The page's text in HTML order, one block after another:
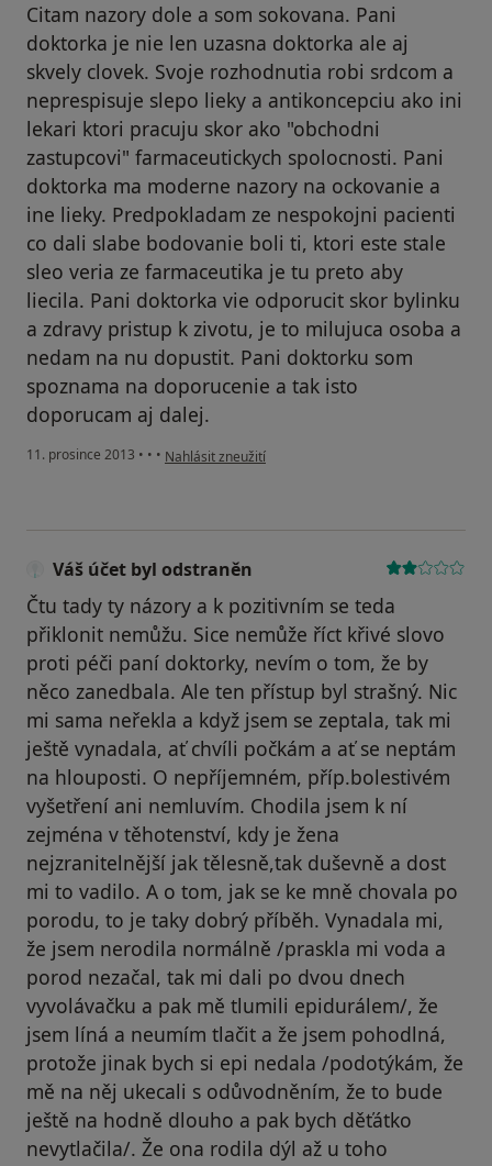
Citam nazory dole a som sokovana. Pani
doktorka je nie len uzasna doktorka ale aj
skvely clovek. Svoje rozhodnutia robi srdcom a
neprespisuje slepo lieky a antikoncepciu ako ini
lekari ktori pracuju skor ako "obchodni
zastupcovi" farmaceutickych spolocnosti. Pani
doktorka ma moderne nazory na ockovanie a
ine lieky. Predpokladam ze nespokojni pacienti
co dali slabe bodovanie boli ti, ktori este stale
sleo veria ze farmaceutika je tu preto aby
liecila. Pani doktorka vie odporucit skor bylinku
a zdravy pristup k zivotu, je to milujuca osoba a
nedam na nu dopustit. Pani doktorku som
spoznama na doporucenie a tak isto
doporucam aj dalej.
11. prosince 2013 • • • podle názoru uživatele Váš účet byl odstraněn
Nahlásit zneužití
Váš účet byl odstraněn
Čtu tady ty názory a k pozitivním se teda
přiklonit nemůžu. Sice nemůže říct křivé slovo
proti péči paní doktorky, nevím o tom, že by
něco zanedbala. Ale ten přístup byl strašný. Nic
mi sama neřekla a když jsem se zeptala, tak mi
ještě vynadala, ať chvíli počkám a ať se neptám
na hlouposti. O nepříjemném, příp.bolestivém
vyšetření ani nemluvím. Chodila jsem k ní
zejména v těhotenství, kdy je žena
nejzranitelnější jak tělesně,tak duševně a dost
mi to vadilo. A o tom, jak se ke mně chovala po
porodu, to je taky dobrý příběh. Vynadala mi,
že jsem nerodila normálně /praskla mi voda a
porod nezačal, tak mi dali po dvou dnech
vyvolávačku a pak mě tlumili epidurálem/, že
jsem líná a neumím tlačit a že jsem pohodlná,
protože jinak bych si epi nedala /podotýkám, že
mě na něj ukecali s odůvodněním, že to bude
ještě na hodně dlouho a pak bych děťátko
nevytlačila/. Že ona rodila dýl až u toho